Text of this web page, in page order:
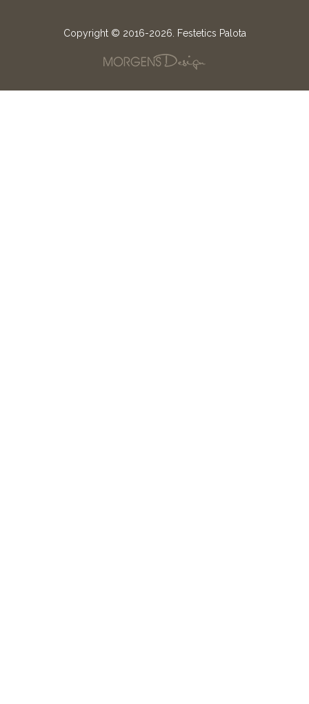
Copyright © 2016-2026. Festetics Palota